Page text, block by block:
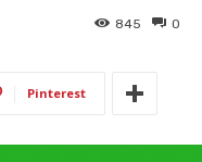
0
845
Pinterest